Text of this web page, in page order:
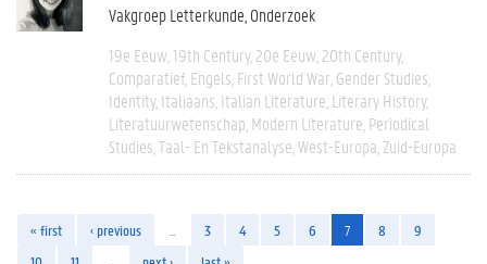
Vakgroep Letterkunde Onderzoek
19e Eeuw 19th Century 20e Eeuw 20th Century
Comparatief Engels First World War Gender Studies
Identity Italiaans Italian Literature Literary History
Literatuurwetenschap Modern Literature Periodical
Studies Taal- En Tekstanalyse West-Europa Zuid-Europa
« first ‹ previous 3 4 5 6 7 8
9